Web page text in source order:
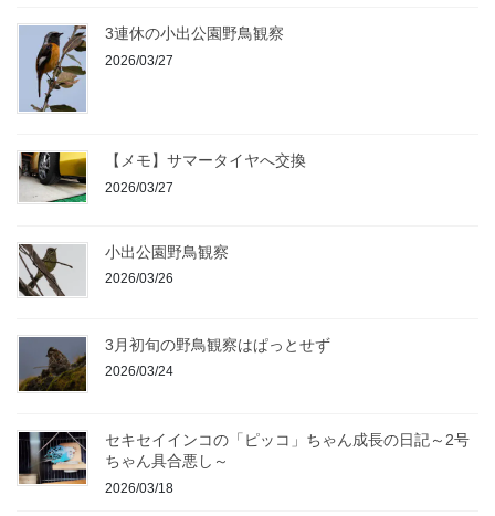
3連休の小出公園野鳥観察
2026/03/27
【メモ】サマータイヤへ交換
2026/03/27
小出公園野鳥観察
2026/03/26
3月初旬の野鳥観察はぱっとせず
2026/03/24
セキセイインコの「ピッコ」ちゃん成長の日記～2号
ちゃん具合悪し～
2026/03/18